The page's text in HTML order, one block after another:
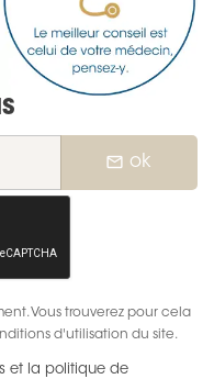
mail_outline ok
Vous trouverez pour cela
d'utilisation du site.
et la politique de